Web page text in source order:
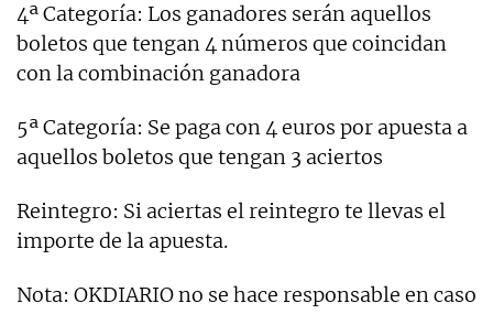
4ª Categoría: Los ganadores serán aquellos
boletos que tengan 4 números que coincidan
con la combinación ganadora
5ª Categoría: Se paga con 4 euros por apuesta a
aquellos boletos que tengan 3 aciertos
Reintegro: Si aciertas el reintegro te llevas el
importe de la apuesta.
Nota: OKDIARIO no se hace responsable en caso